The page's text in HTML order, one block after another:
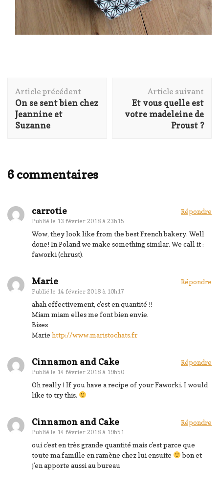
d'article
Article précédent
On se sent bien chez
Jeannine et
Suzanne
Article suivant
Et vous quelle est
votre madeleine de
Proust ?
6 commentaires
carrotie
Publié le 13 février 2018 à 23h15
Répondre
Wow, they look like from the best French bakery. Well
done! In Poland we make something similar. We call it :
faworki (chrust).
Marie
Publié le 14 février 2018 à 10h17
Répondre
ahah effectivement, c'est en quantité !!
Miam miam elles me font bien envie.
Bises
Marie http://www.maristochats.fr
Cinnamon and Cake
Publié le 14 février 2018 à 19h50
Répondre
Oh really ! If you have a recipe of your Faworki. I would
like to try this.
Cinnamon and Cake
Publié le 14 février 2018 à 19h51
Répondre
oui c'est en très grande quantité mais c'est parce que
toute ma famille en ramène chez lui ensuite
bon et
j'en apporte aussi au bureau